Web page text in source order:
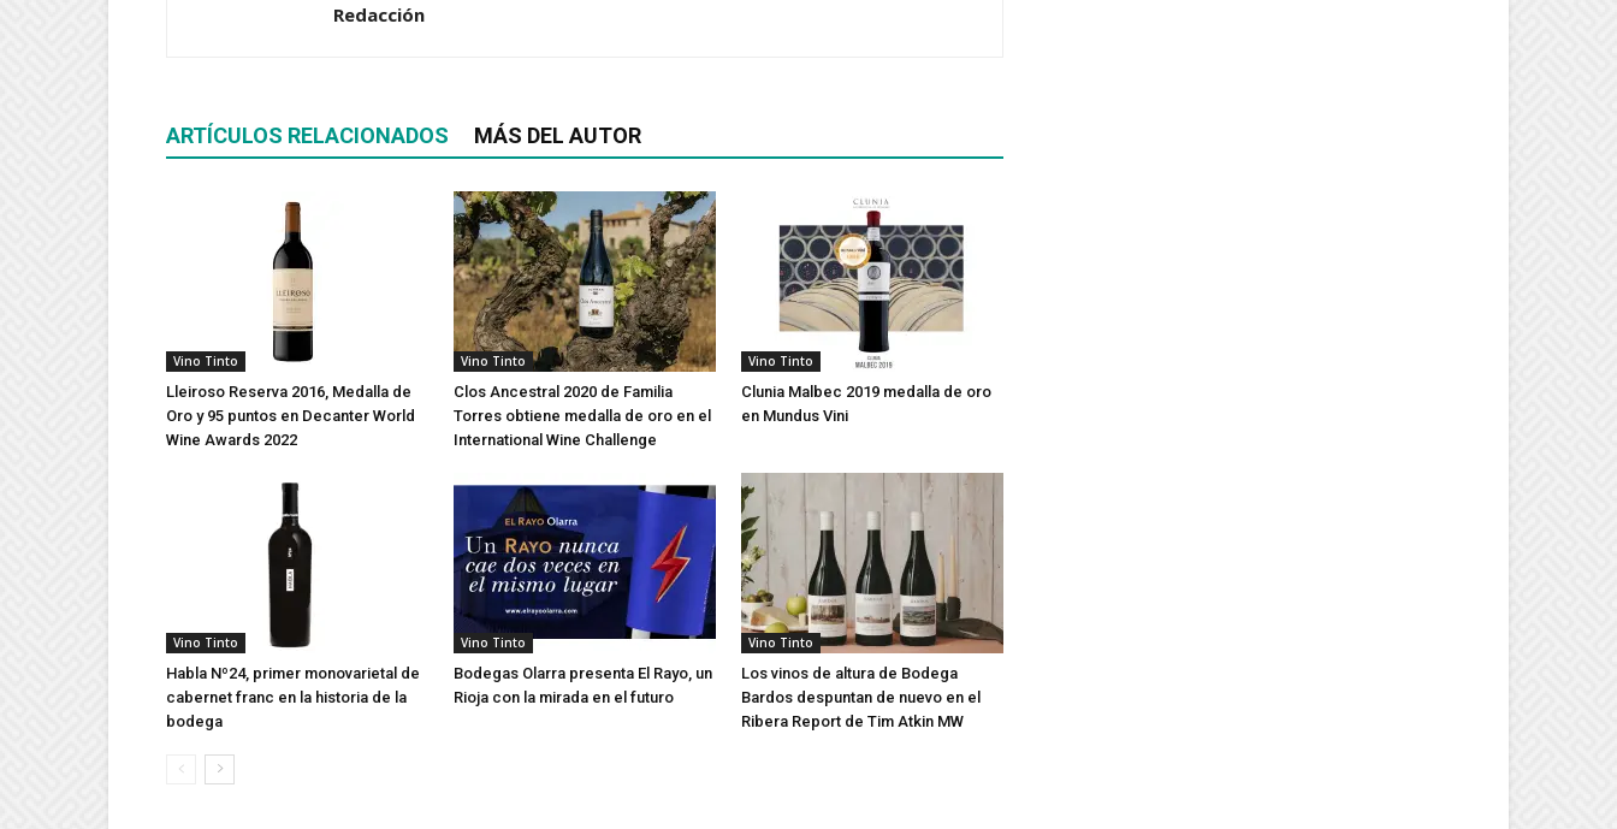
Redacción
ARTÍCULOS RELACIONADOS MÁS DEL AUTOR
Vino Tinto
Lleiroso Reserva 2016, Medalla de
Oro y 95 puntos en Decanter World
Wine Awards 2022
Vino Tinto
Clos Ancestral 2020 de Familia
Torres obtiene medalla de oro en el
International Wine Challenge
Vino Tinto
Clunia Malbec 2019 medalla de oro
en Mundus Vini
Vino Tinto
Habla Nº24, primer monovarietal de
cabernet franc en la historia de la
bodega
Vino Tinto
Bodegas Olarra presenta El Rayo, un
Rioja con la mirada en el futuro
Vino Tinto
Los vinos de altura de Bodega
Bardos despuntan de nuevo en el
Ribera Report de Tim Atkin MW